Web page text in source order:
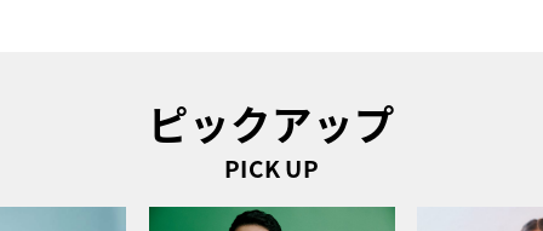
ピックアップ
PICK UP